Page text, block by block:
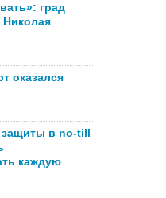
град
Николая
оказался
защиты в no-till
каждую